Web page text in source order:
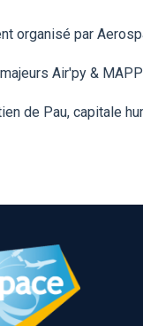
organisé par
Air'py & MAPP
de Pau, capitale